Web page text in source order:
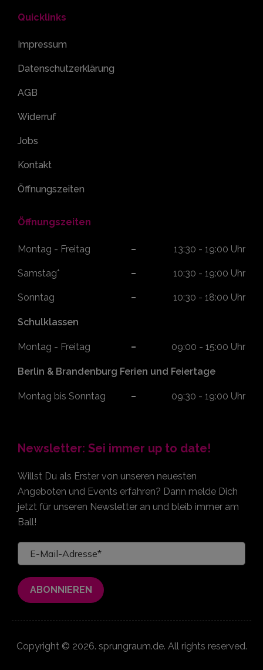
Quicklinks
Impressum
Datenschutzerklärung
AGB
Widerruf
Jobs
Kontakt
Öffnungszeiten
Öffnungszeiten
Montag - Freitag 13:30 - 19:00 Uhr
Samstag* 10:30 - 19:00 Uhr
Sonntag 10:30 - 18:00 Uhr
Schulklassen
Montag - Freitag 09:00 - 15:00 Uhr
Berlin & Brandenburg Ferien und Feiertage
Montag bis Sonntag 09:30 - 19:00 Uhr
Newsletter: Sei immer up to date!
Willst Du als Erster von unseren neuesten
Angeboten und Events erfahren? Dann melde Dich
jetzt für unseren Newsletter an und bleib immer am
Ball!
Copyright © 2026. sprungraum.de. All rights reserved.